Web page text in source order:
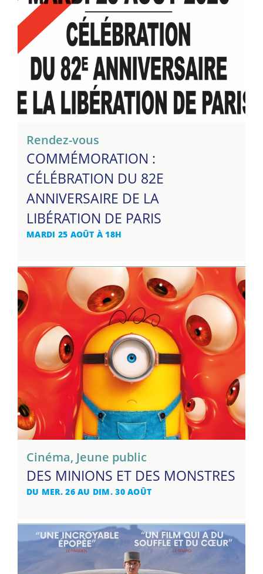
Rendez-vous
COMMÉMORATION :
CÉLÉBRATION DU 82E
ANNIVERSAIRE DE LA
LIBÉRATION DE PARIS
MARDI 25 AOÛT À 18H
Cinéma, Jeune public
DES MINIONS ET DES MONSTRES
DU MER. 26 AU DIM. 30 AOÛT